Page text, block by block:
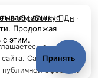
данные
. Продолжая
с этим.
Принять
на обработку ПДн ·
с
сайта. Сайт носит
офертой.